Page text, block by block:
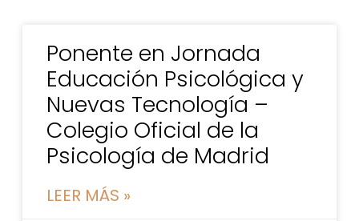
Ponente en Jornada
Educación Psicológica y
Nuevas Tecnología –
Colegio Oficial de la
Psicología de Madrid
LEER MÁS »